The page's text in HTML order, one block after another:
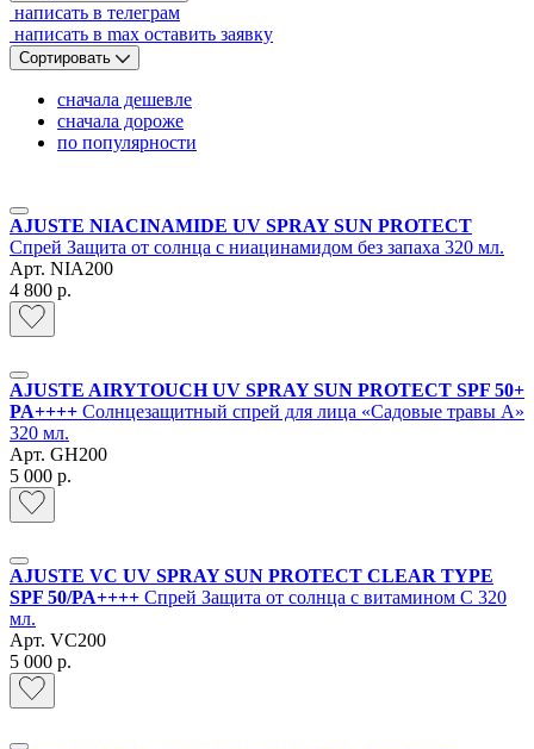
написать в телеграм
написать в max оставить заявку
Сортировать
сначала дешевле
сначала дороже
по популярности
AJUSTE NIACINAMIDE UV SPRAY SUN PROTECT
Спрей Защита от солнца с ниацинамидом без запаха 320 мл.
Арт. NIA200
4 800 р.
AJUSTE AIRYTOUCH UV SPRAY SUN PROTECT SPF 50+
PA++++ Солнцезащитный спрей для лица «Садовые травы A»
320 мл.
Арт. GH200
5 000 р.
AJUSTE VC UV SPRAY SUN PROTECT CLEAR TYPE
SPF 50/PA++++ Спрей Защита от солнца с витамином С 320
мл.
Арт. VC200
5 000 р.